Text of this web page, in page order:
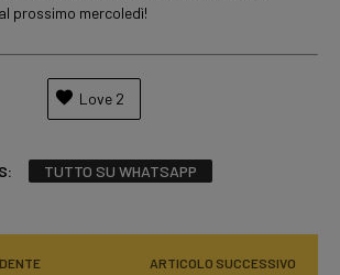
prossimo mercoledì!
Love 2
TUTTO SU WHATSAPP
ARTICOLO SUCCESSIVO